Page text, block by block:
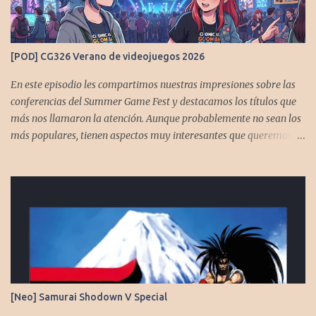
[POD] CG326 Verano de videojuegos 2026
En este episodio les compartimos nuestras impresiones sobre las
conferencias del Summer Game Fest y destacamos los títulos que
más nos llamaron la atención. Aunque probablemente no sean los
más populares, tienen aspectos muy interesantes que queremos
https://x.com/CronicasGoomba Instagram -
https://www.instagram.com/cronicasgoomba/ Facebook -
https://www.facebook.com/CronicasGoomba Si no estamos en tu
plataforma nos puedes agregarcn el código rss:
https://anchor.fm/s/10d1f3318/podcast/rss
[Neo] Samurai Shodown V Special